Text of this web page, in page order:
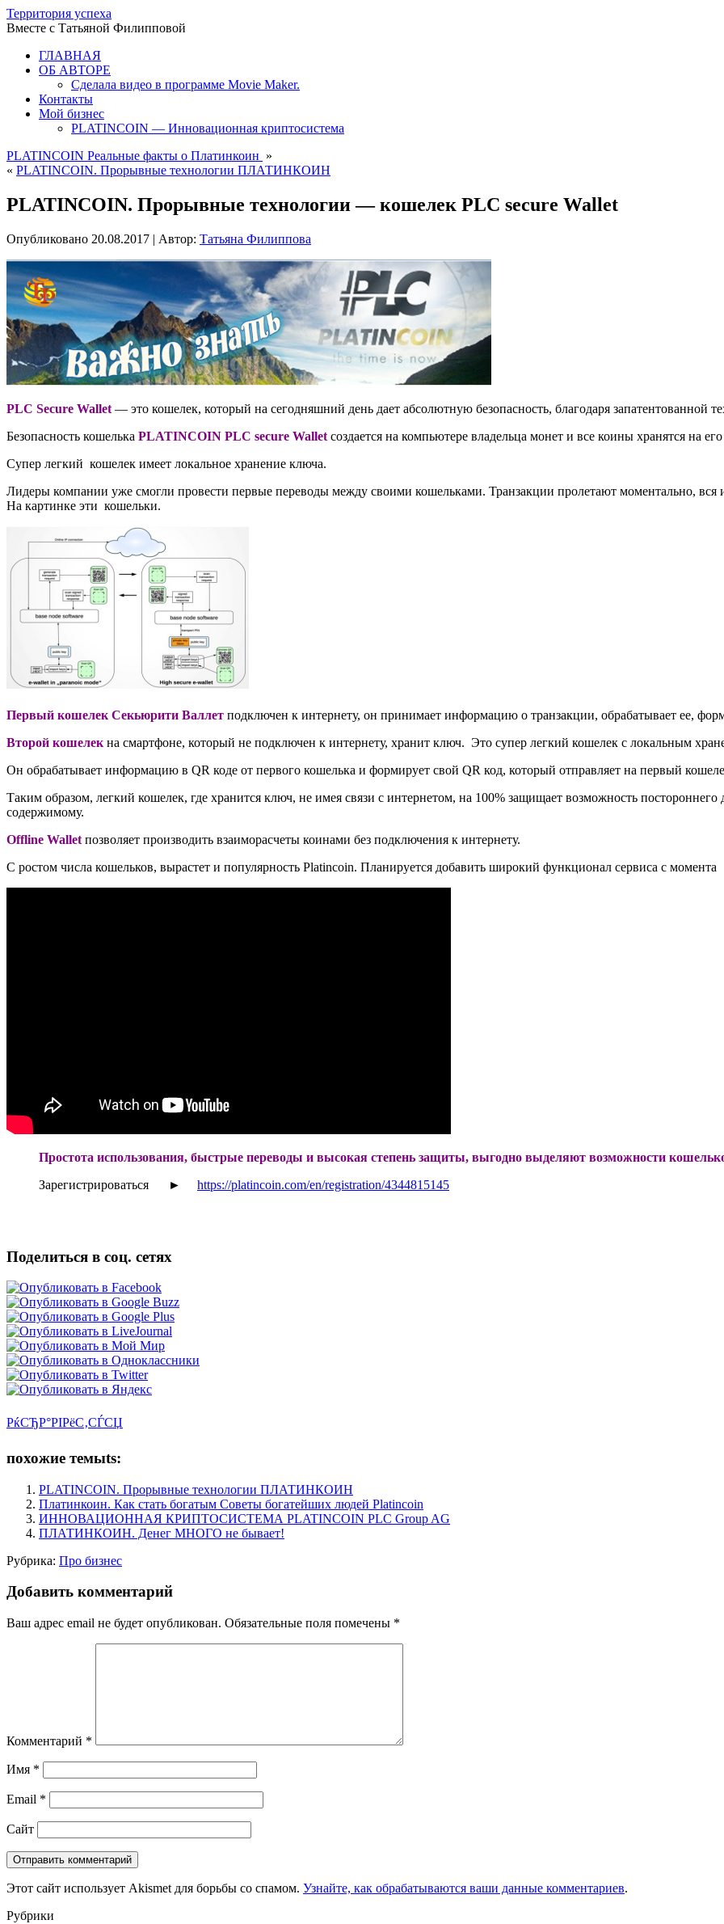
Территория успеха
Вместе с Татьяной Филипповой
ГЛАВНАЯ
ОБ АВТОРЕ
Сделала видео в программе Movie Maker.
Контакты
Мой бизнес
PLATINCOIN — Инновационная криптосистема
PLATINCOIN Реальные факты о Платинкоин »
« PLATINCOIN. Прорывные технологии ПЛАТИНКОИН
PLATINCOIN. Прорывные технологии — кошелек PLC secure Wallet
Опубликовано 20.08.2017 | Автор: Татьяна Филиппова
PLС Secure Wallet — это кошелек, который на сегодняшний день дает абсолютную безопасность, благодаря запатентованной
Безопасность кошелька PLATINCOIN PLC secure Wallet создается на компьютере владельца монет и все коины хранятся на
Супер легкий кошелек имеет локальное хранение ключа.
Лидеры компании уже смогли провести первые переводы между своими кошельками. Транзакции пролетают моментально, вся
На картинке эти кошельки.
Первый кошелек Секьюрити Валлет подключен к интернету, он принимает информацию о транзакции, обрабатывает ее,
Второй кошелек на смартфоне, который не подключен к интернету, хранит ключ. Это супер легкий кошелек с локальным
Он обрабатывает информацию в QR коде от первого кошелька и формирует свой QR код, который отправляет на первый
Таким образом, легкий кошелек, где хранится ключ, не имея связи с интернетом, на 100% защищает возможность
содержимому.
Offline Wallet позволяет производить взаиморасчеты коинами без подключения к интернету.
С ростом числа кошельков, вырастет и популярность Platincoin. Планируется добавить широкий функционал сервиса с
Простота использования, быстрые переводы и высокая степень защиты, выгодно выделяют возможности
Зарегистрироваться ► https://platincoin.com/en/registration/4344815145
Поделиться в соц. сетях
РќСЂР°РІРёС‚СЃСЏ
похожие темыts:
PLATINCOIN. Прорывные технологии ПЛАТИНКОИН
Платинкоин. Как стать богатым Советы богатейших людей Platincoin
ИННОВАЦИОННАЯ КРИПТОСИСТЕМА PLATINCOIN PLC Group AG
ПЛАТИНКОИН. Денег МНОГО не бывает!
Рубрика: Про бизнес
Добавить комментарий
Ваш адрес email не будет опубликован. Обязательные поля помечены *
Комментарий *
Имя *
Email *
Сайт
Этот сайт использует Akismet для борьбы со спамом. Узнайте, как обрабатываются ваши данные комментариев.
Рубрики